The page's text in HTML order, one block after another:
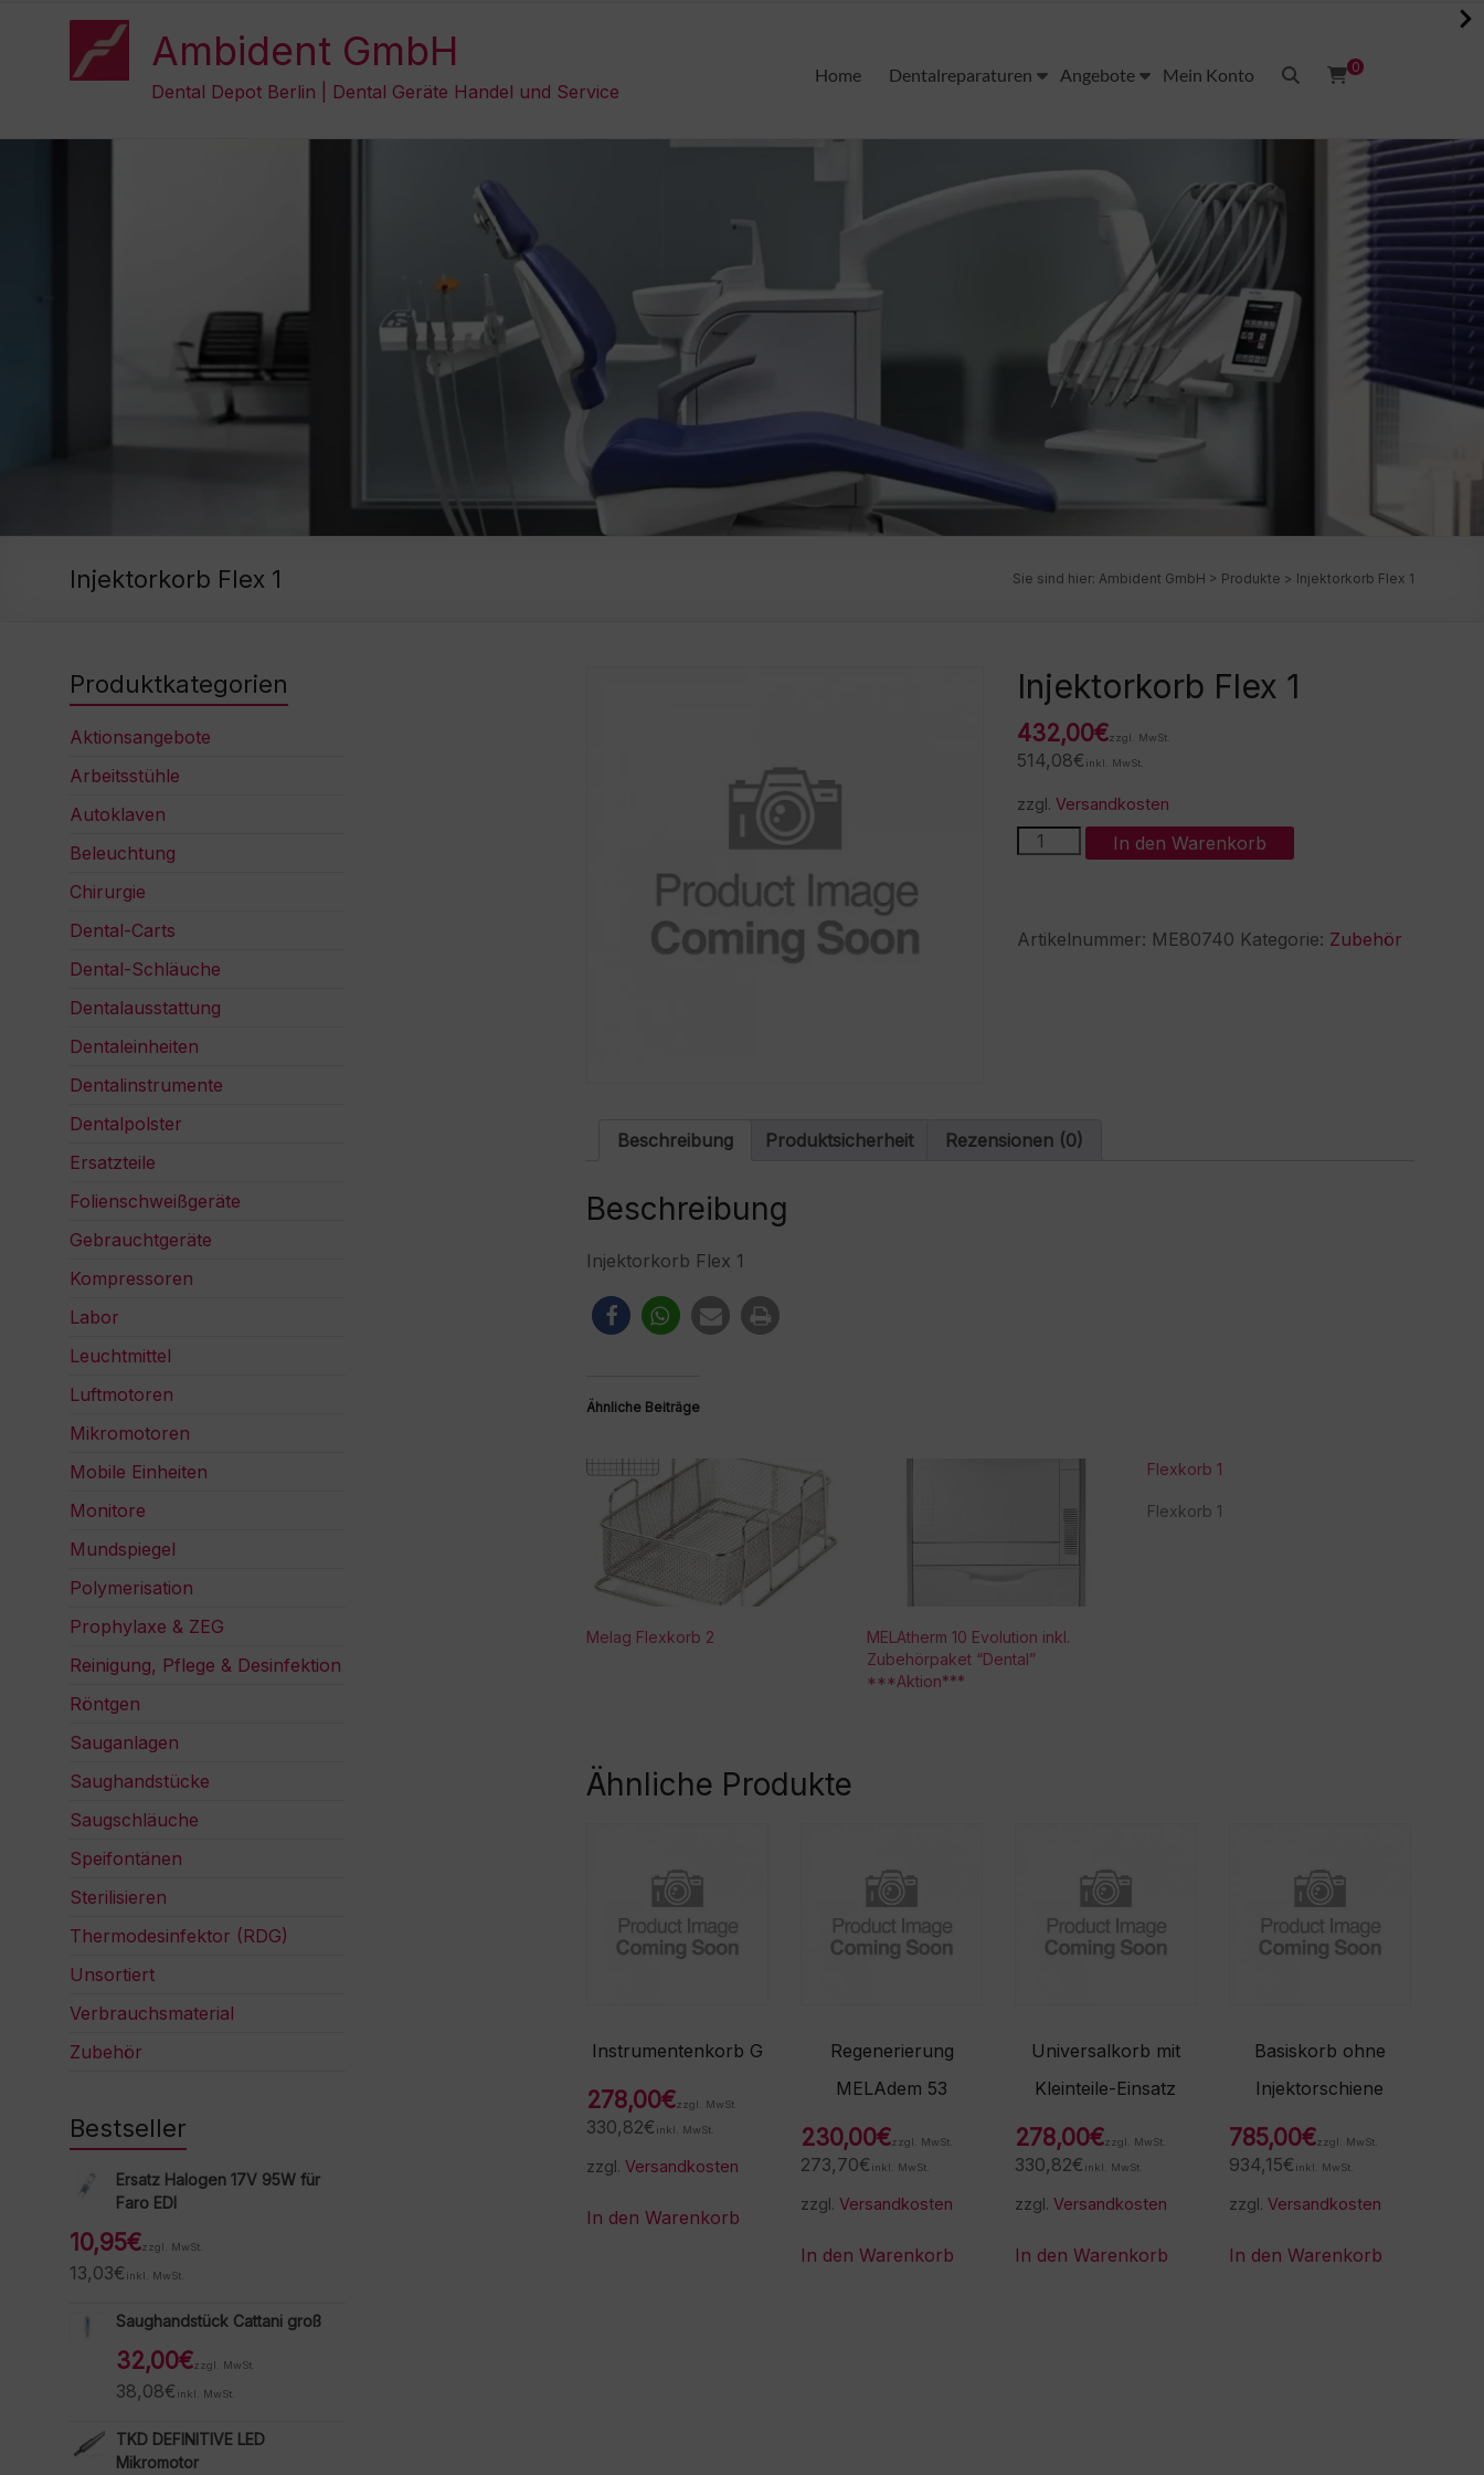
Ambident GmbH
Dental Depot Berlin | Dental Geräte Handel und Service
0
Home Dentalreparaturen Angebote Mein Konto
Injektorkorb Flex 1 Sie sind hier: Ambident GmbH > Produkte > Injektorkorb Flex 1
Injektorkorb Flex 1
432,00€zzgl. MwSt.
514,08€ inkl. MwSt.
zzgl. Versandkosten
Injektorkorb
Flex
In den Warenkorb
n
Artikelnummer: ME80740 Kategorie: Zubehör
Beschreibung Produktsicherheit Rezensionen (0)
Beschreibung
Injektorkorb Flex 1
Ähnliche Beiträge
Melag Flexkorb 2
MELAtherm 10 Evolution inkl.
Zubehörpaket “Dental”
***Aktion***
Flexkorb 1
Flexkorb 1
Ähnliche Produkte
Instrumentenkorb G
278,00€zzgl. MwSt.
330,82€ inkl. MwSt.
zzgl. Versandkosten
In den Warenkorb
Regenerierung
MELAdem 53
230,00€zzgl. MwSt.
273,70€ inkl. MwSt.
zzgl. Versandkosten
In den Warenkorb
Universalkorb mit
Kleinteile-Einsatz
278,00€zzgl. MwSt.
330,82€ inkl. MwSt.
zzgl. Versandkosten
In den Warenkorb
Basiskorb ohne
Injektorschiene
785,00€zzgl. MwSt.
934,15€ inkl. MwSt.
zzgl. Versandkosten
In den Warenkorb
Produktkategorien
Aktionsangebote
Arbeitsstühle
Autoklaven
Beleuchtung
Chirurgie
Dental-Carts
Dental-Schläuche
Dentalausstattung
Dentaleinheiten
Dentalinstrumente
Dentalpolster
Ersatzteile
Folienschweißgeräte
Gebrauchtgeräte
Kompressoren
Labor
Leuchtmittel
Luftmotoren
Mikromotoren
Mobile Einheiten
Monitore
Mundspiegel
Polymerisation
Prophylaxe & ZEG
Reinigung, Pflege & Desinfektion
Röntgen
Sauganlagen
Saughandstücke
Saugschläuche
Speifontänen
Sterilisieren
Thermodesinfektor (RDG)
Unsortiert
Verbrauchsmaterial
Zubehör
Bestseller
Ersatz Halogen 17V 95W für
Faro EDI
10,95€zzgl. MwSt.
13,03€ inkl. MwSt.
Saughandstück Cattani groß
32,00€zzgl. MwSt.
38,08€ inkl. MwSt.
TKD DEFINITIVE LED
Mikromotor